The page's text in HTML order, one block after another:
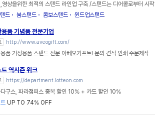
영상을위한 최적의 스탠드 라인업 구축 /스탠드는 디어콜로부터 시작
드
붐스탠드 콤보스탠드 윈드업스탠드
용품 기념품 전문기업
http://www.aveogift.com/
품 가정용품 스탠드 전문 아베오기프트! 문의 견적 인쇄 주문제작
트 역시즌 위크
https://department.lotteon.com
구스, 파라점퍼스 중복 할인 10% + 카드 할인 10%
UP TO 74% OFF